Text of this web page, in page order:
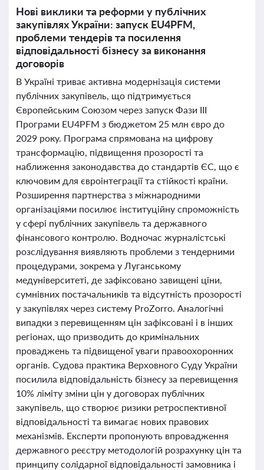
Нові виклики та реформи у публічних
закупівлях України: запуск EU4PFM,
проблеми тендерів та посилення
відповідальності бізнесу за виконання
договорів
В Україні триває активна модернізація системи
публічних закупівель, що підтримується
Європейським Союзом через запуск Фази ІІІ
Програми EU4PFM з бюджетом 25 млн євро до
2029 року. Програма спрямована на цифрову
трансформацію, підвищення прозорості та
наближення законодавства до стандартів ЄС, що є
ключовим для євроінтеграції та стійкості країни.
Розширення партнерства з міжнародними
організаціями посилює інституційну спроможність
у сфері публічних закупівель та державного
фінансового контролю. Водночас журналістські
розслідування виявляють проблеми з тендерними
процедурами, зокрема у Луганському
медуніверситеті, де зафіксовано завищені ціни,
сумнівних постачальників та відсутність прозорості
у закупівлях через систему ProZorro. Аналогічні
випадки з перевищенням цін зафіксовані і в інших
регіонах, що призводить до кримінальних
проваджень та підвищеної уваги правоохоронних
органів. Судова практика Верховного Суду України
посилила відповідальність бізнесу за перевищення
10% ліміту зміни цін у договорах публічних
закупівель, що створює ризики ретроспективної
відповідальності та вимагає нових правових
механізмів. Експерти пропонують впровадження
державного реєстру методологій розрахунку цін та
принципу солідарної відповідальності замовника і